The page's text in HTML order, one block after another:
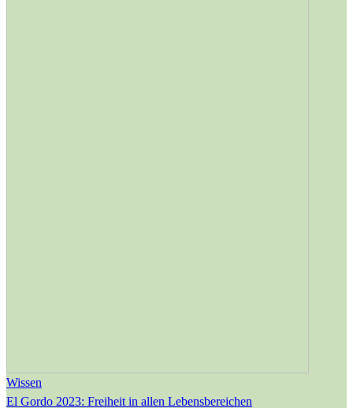
Wissen
El Gordo 2023: Freiheit in allen Lebensbereichen